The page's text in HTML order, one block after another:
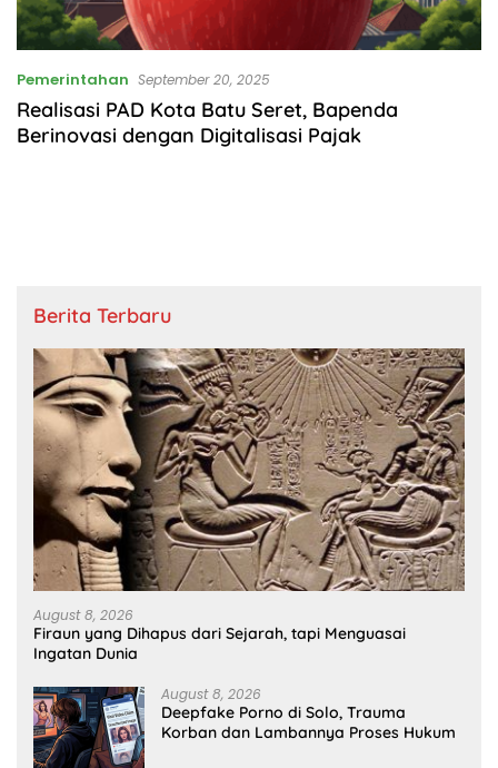
Pemerintahan September 20, 2025
Realisasi PAD Kota Batu Seret, Bapenda
Berinovasi dengan Digitalisasi Pajak
Berita Terbaru
August 8, 2026
Firaun yang Dihapus dari Sejarah, tapi Menguasai
Ingatan Dunia
August 8, 2026
Deepfake Porno di Solo, Trauma
Korban dan Lambannya Proses Hukum